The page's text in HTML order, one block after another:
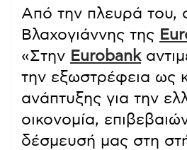
Από την πλευρά του,
Βλαχογιάννης της
«Στην Eurobank
την εξωστρέφεια ως
ανάπτυξης για την
οικονομία,
δέσμευσή μας στη